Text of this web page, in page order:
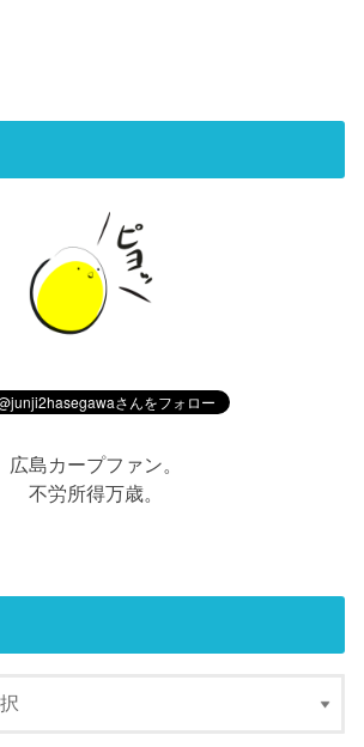
広島カープファン。
不労所得万歳。